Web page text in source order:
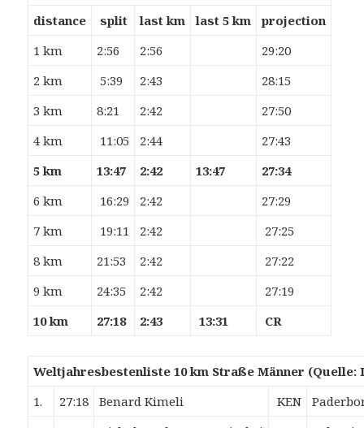
distance
split last km last 5 km
projection
1 km
2:56 2:56
29:20
2 km
5:39 2:43
28:15
3 km
8:21 2:42
27:50
4 km
11:05 2:44
27:43
5 km
13:47 2:42 13:47
27:34
6 km
16:29 2:42
27:29
7 km
19:11 2:42
27:25
8 km
21:53 2:42
27:22
9 km
24:35 2:42
27:19
10 km
27:18 2:43 13:31 CR
Weltjahresbestenliste 10 km Straße Männer (Quelle:
1.
27:18 BenardKimeli KEN